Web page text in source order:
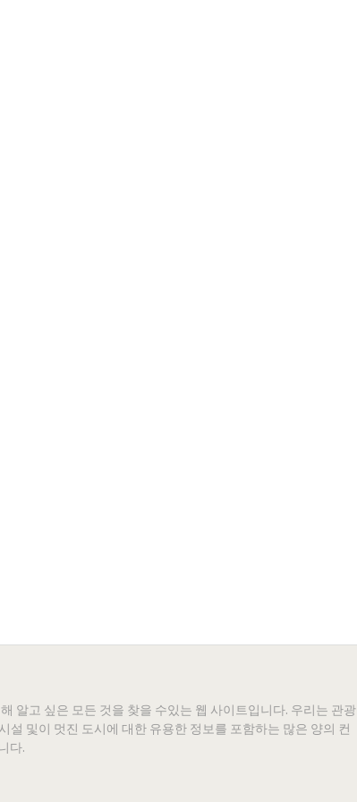
알고 싶은 모든 것을 찾을 수있는 웹 사이트입니다. 우리는 관광
설 및이 멋진 도시에 대한 유용한 정보를 포함하는 많은 양의 컨
다.